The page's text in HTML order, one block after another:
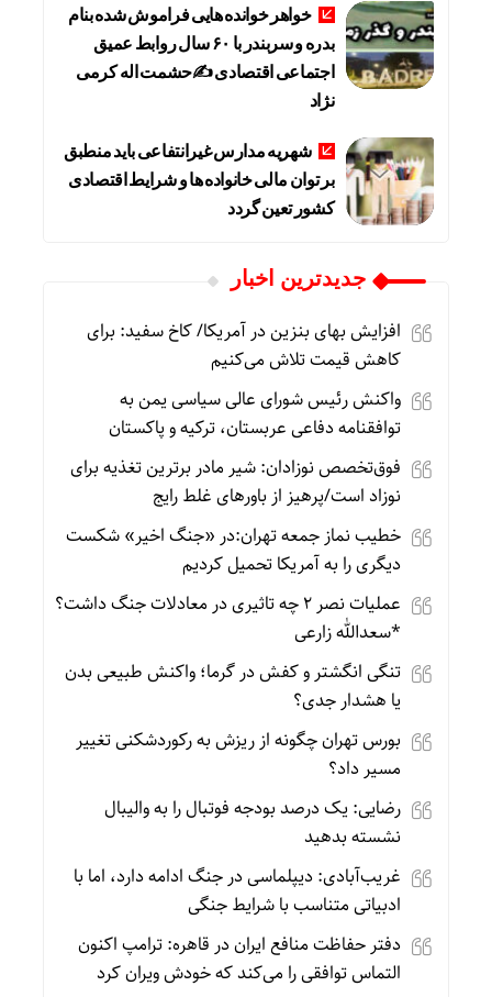
خواهر خوانده هایی فراموش شده بنام
بدره و سربندر با ۶۰ سال روابط عمیق
اجتماعی اقتصادی ✍حشمت اله کرمی
نژاد
شهریه مدارس غیرانتفاعی باید منطبق
بر توان مالی خانواده ها و شرایط اقتصادی
کشور تعین گردد
جديدترين اخبار
افزایش بهای بنزین در آمریکا/ کاخ سفید: برای
کاهش قیمت تلاش می‌کنیم
واکنش رئیس شورای عالی سیاسی یمن به
توافقنامه دفاعی عربستان، ترکیه و پاکستان
فوق‌تخصص نوزادان: شیر مادر برترین تغذیه برای
نوزاد است/پرهیز از باورهای غلط رایج
خطیب نماز جمعه تهران:در «جنگ اخیر» شکست
دیگری را به آمریکا تحمیل کردیم
عملیات نصر ۲ چه تاثیری در معادلات جنگ داشت؟
*سعدالله زارعی
تنگی انگشتر و کفش در گرما؛ واکنش طبیعی بدن
یا هشدار جدی؟
بورس تهران چگونه از ریزش به رکوردشکنی تغییر
مسیر داد؟
رضایی: یک درصد بودجه فوتبال را به والیبال
نشسته بدهید
غریب‌آبادی: دیپلماسی در جنگ ادامه دارد، اما با
ادبیاتی متناسب با شرایط جنگی
دفتر حفاظت منافع ایران در قاهره: ترامپ اکنون
التماس توافقی را می‌کند که خودش ویران کرد